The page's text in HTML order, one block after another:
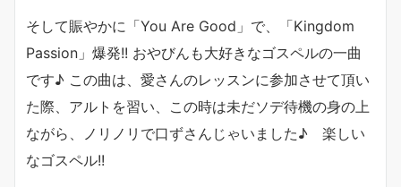
そして賑やかに「You Are Good」で、「Kingdom
Passion」爆発!! おやびんも大好きなゴスペルの一曲
です♪ この曲は、愛さんのレッスンに参加させて頂い
た際、アルトを習い、この時は未だソデ待機の身の上
ながら、ノリノリで口ずさんじゃいました♪ 楽しい
なゴスペル!!